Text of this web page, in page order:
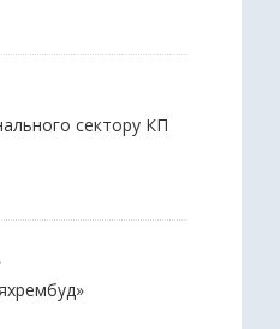
сектору КП